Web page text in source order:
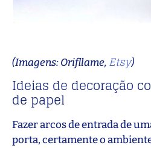
(Imagens: Orifllame, Etsy)
Ideias de decoração
de papel
Fazer arcos de entrada de
porta, certamente o